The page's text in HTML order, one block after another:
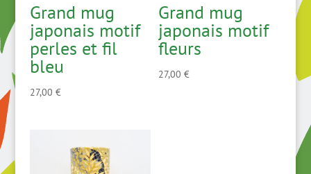
Grand mug
japonais motif
perles et fil
bleu
27,00 €
Grand mug
japonais motif
fleurs
27,00€